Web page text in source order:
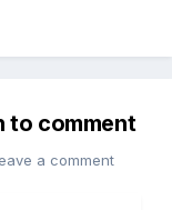
to comment
a comment